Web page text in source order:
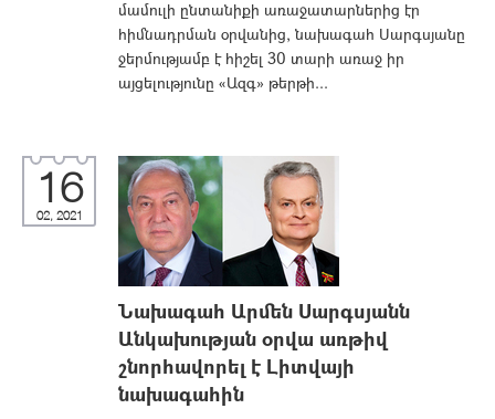
մամուլի ընտանիքի առաջատարներից էր
հիմնադրման օրվանից, նախագահ Սարգսյանը
ջերմությամբ է հիշել 30 տարի առաջ իր
այցելությունը «Ազգ» թերթի...
16
02, 2021
Նախագահ Արմեն Սարգսյանն
Անկախության օրվա առթիվ
շնորհավորել է Լիտվայի
նախագահին